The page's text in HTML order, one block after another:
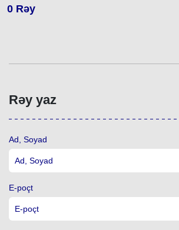
0 Rəy
Rəy yaz
Ad, Soyad
E-poçt